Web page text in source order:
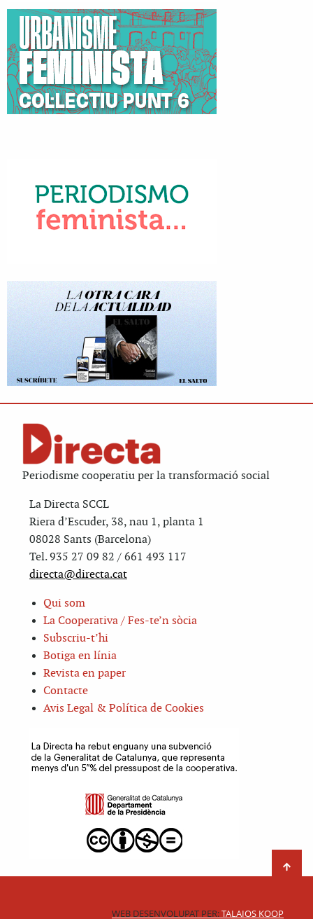
Periodisme cooperatiu per la transformació social
La Directa SCCL
Riera d’Escuder, 38, nau 1, planta 1
08028 Sants (Barcelona)
Tel. 935 27 09 82 / 661 493 117
directa@directa.cat
Qui som
La Cooperativa / Fes-te’n sòcia
Subscriu-t’hi
Botiga en línia
Revista en paper
Contacte
Avis Legal & Política de Cookies
WEB DESENVOLUPAT PER:TALAIOS KOOP